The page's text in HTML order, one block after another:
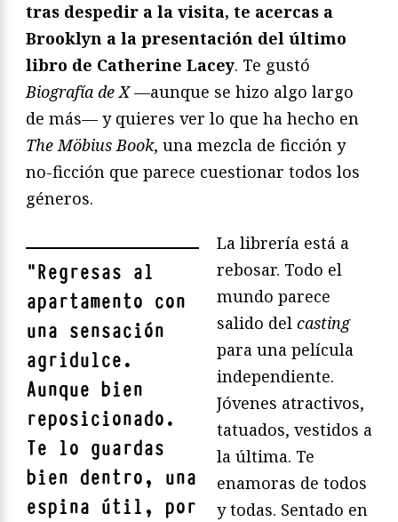
tras despedir a la visita, te acercas a
Brooklyn a la presentación del último
libro de Catherine Lacey. Te gustó
Biografía de X—aunque se hizo algo largo
de más— y quieres ver lo que ha hecho en
The Möbius Book, una mezcla de ficción y
no-ficción que parece cuestionar todos los
géneros.
"Regresas al
apartamento con
una sensación
agridulce.
Aunque bien
reposicionado.
Te lo guardas
bien dentro, una
espina útil, por
La librería está a
rebosar. Todo el
mundo parece
salido del casting
para una película
independiente.
Jóvenes atractivos,
tatuados, vestidos a
la última. Te
enamoras de todos
y todas. Sentado en